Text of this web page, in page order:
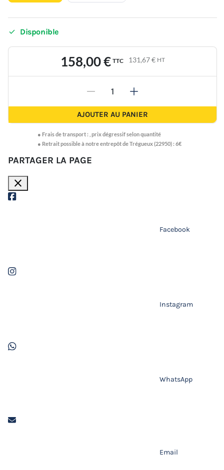
 Disponible
158,00 € TTC 131,67 € HT
- +
AJOUTER AU PANIER
● Frais de transport : prix dégressif selon quantité
● Retrait possible à notre entrepôt de Trégueux (22950) : 6€
PARTAGER LA PAGE
close
Facebook
Instagram
WhatsApp
Email